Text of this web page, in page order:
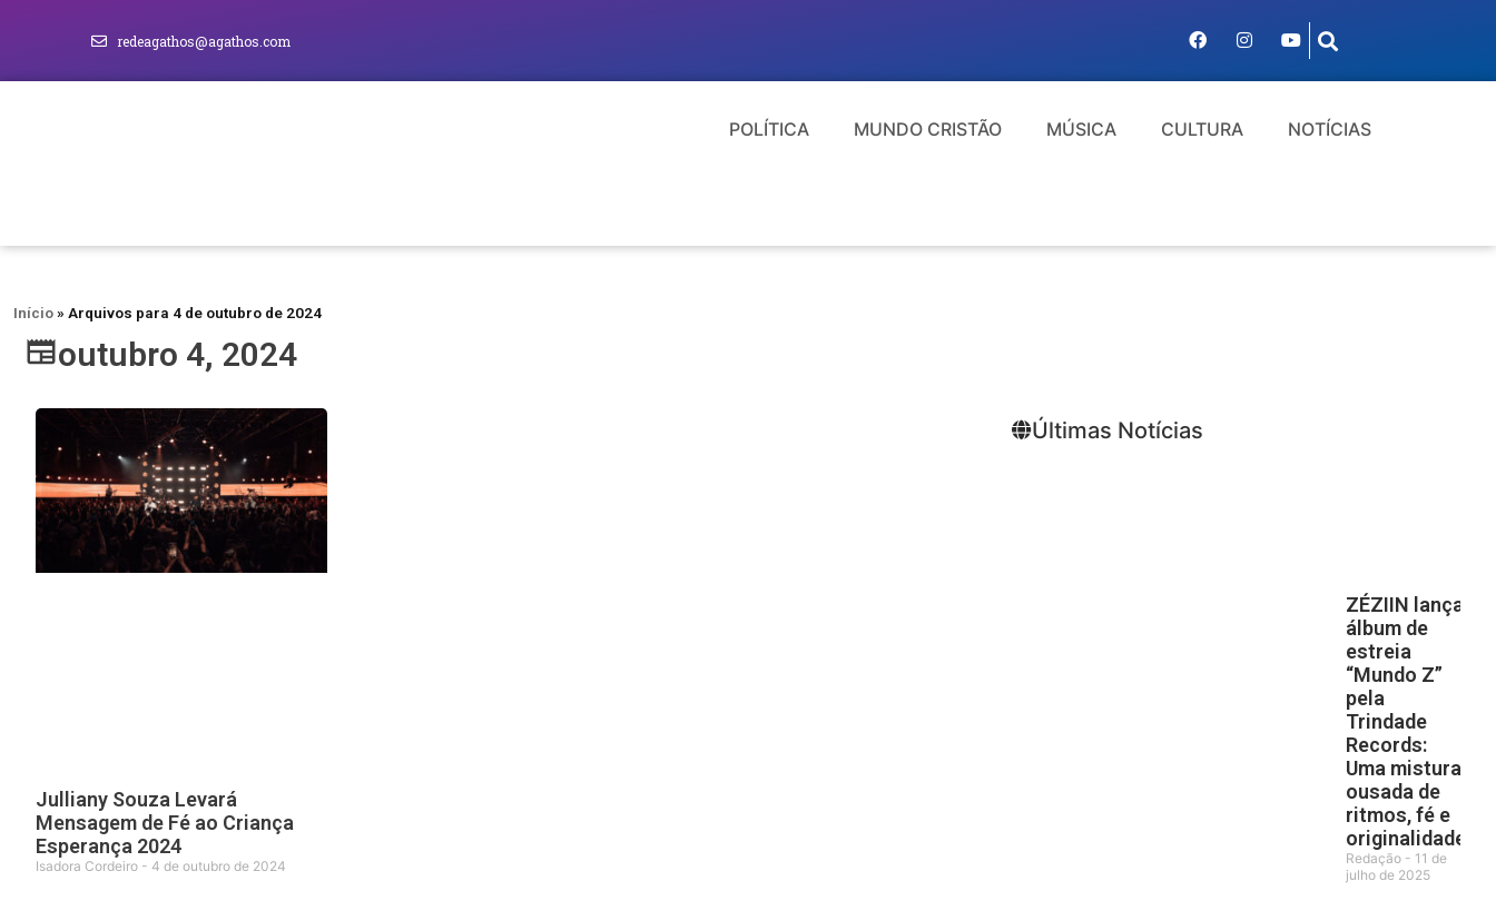
redeagathos@agathos.com
POLÍTICA MUNDO CRISTÃO MÚSICA CULTURA NOTÍCIAS
Início» Arquivos para 4 de outubro de 2024
outubro 4, 2024
Julliany Souza Levará
Mensagem de Fé ao Criança
Esperança 2024
Isadora Cordeiro 4 de outubro de 2024
Últimas Notícias
ZÉZIIN lança
álbum de
estreia
“Mundo Z”
pela
Trindade
Records:
Uma mistura
ousada de
ritmos, fé e
originalidade
Redação
11 de
julho de 2025